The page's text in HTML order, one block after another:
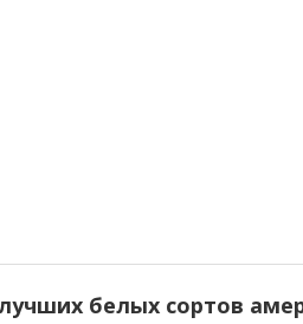
белых сортов